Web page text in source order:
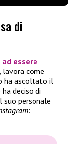
di
essere
, lavora come
ha ascoltato il
ha deciso di
suo personale
: